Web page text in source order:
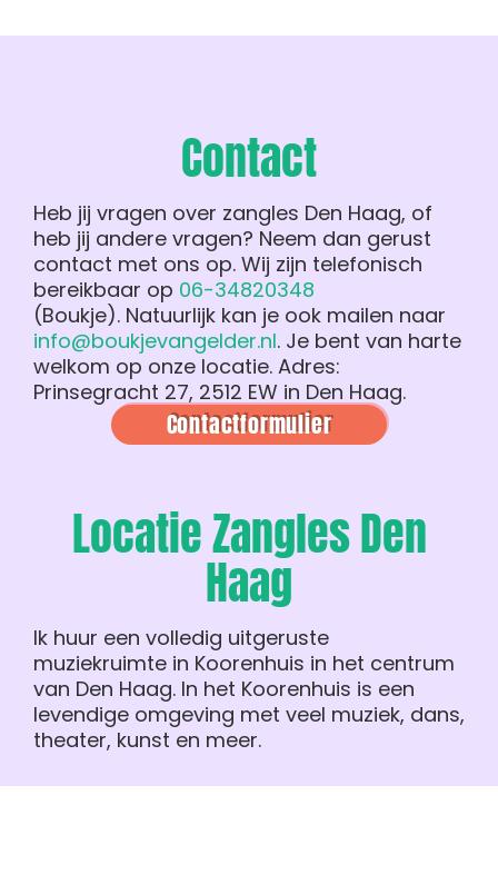
Contact
Heb jij vragen over zangles Den Haag, of
heb jij andere vragen? Neem dan gerust
contact met ons op. Wij zijn telefonisch
bereikbaar op 06-34820348
(Boukje). Natuurlijk kan je ook mailen naar
info@boukjevangelder.nl. Je bent van harte
welkom op onze locatie. Adres:
Prinsegracht 27, 2512 EW in Den Haag.
Contactformulier
Locatie Zangles Den
Haag
Ik huur een volledig uitgeruste
muziekruimte in Koorenhuis in het centrum
van Den Haag. In het Koorenhuis is een
levendige omgeving met veel muziek, dans,
theater, kunst en meer.